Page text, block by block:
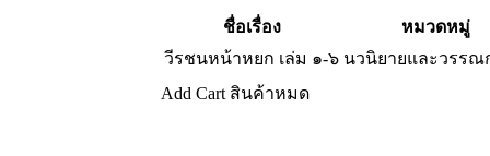
ชื่อเรื่อง
หมวดหมู่
วีรชนหน้าหยก เล่ม ๑-๖ นวนิยายและวรรณ
Add Cart สินค้าหมด